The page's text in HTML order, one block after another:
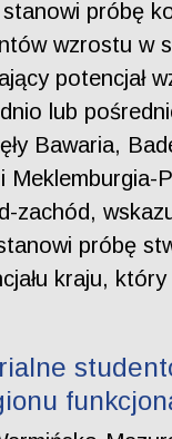
próbę
wzrostu w
potencjał
lub
Bawaria,
zachód,
próbę
kraju,